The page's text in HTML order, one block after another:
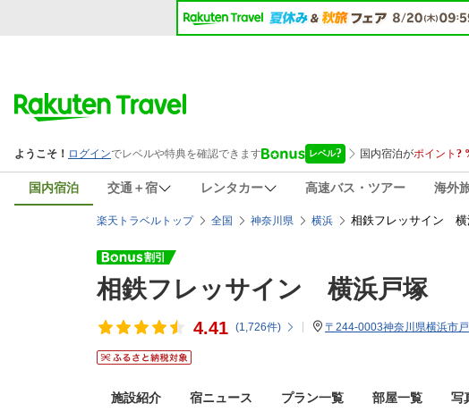
国内宿泊 交通＋宿 レンタカー 高速バス・ツアー 海外
楽天トラベルトップ 全国 神奈川県 横浜 相鉄フレッサイン 横
相鉄フレッサイン 横浜戸塚
4.41 (1,726件) 〒244-0003神奈川県横浜市
施設紹介 宿ニュース プラン一覧 部屋一覧 写